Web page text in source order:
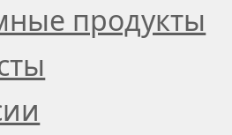
продукты